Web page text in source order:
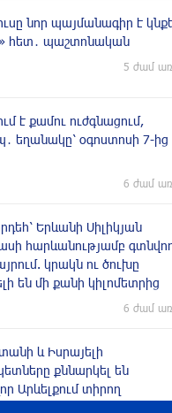
նոր պայմանագիր է
հետ․ պաշտոնական
5 ժամ
է քամու ուժգնացում,
եղանակը՝ օգոստոսի 7-ից
6 ժամ
Երևանի Սիլիկյան
հարևանությամբ
կրակն ու ծուխը
են մի քանի կիլոմետրից
6 ժամ
և Իսրայելի
քննարկել են
Արևելքում տիրող